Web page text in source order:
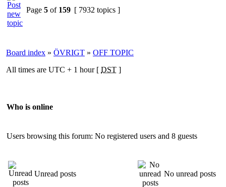
Page 5 of 159 [ 7932 topics ]
Board index » ÖVRIGT » OFF TOPIC
All times are UTC + 1 hour [ DST ]
Who is online
Users browsing this forum: No registered users and 8 guests
Unread posts No unread posts